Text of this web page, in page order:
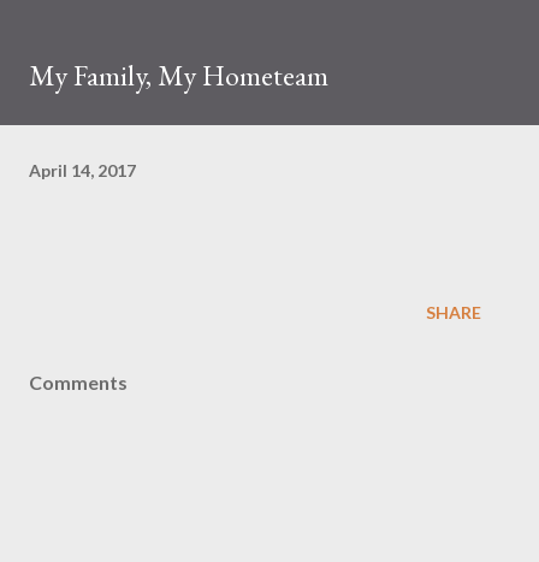
My Family, My Hometeam
April 14, 2017
SHARE
Comments